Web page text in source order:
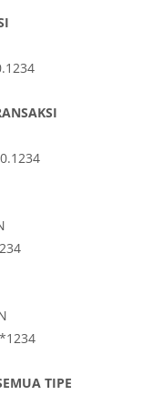
TIPE